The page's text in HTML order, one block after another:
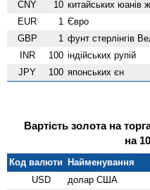
CNY 10 китайських юанів
EUR 1 Євро
GBP 1 фунт стерлінгів
INR 100 індійських рупій
JPY 100 японських єн
Вартість золота на
на
Код валюти Найменування
USD
долар США